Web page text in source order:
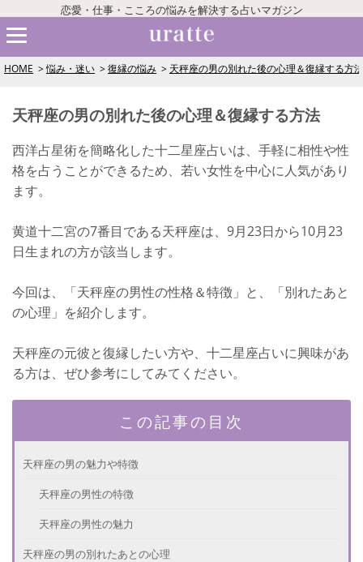
恋愛・仕事・こころの悩みを解決する占いマガジン
HOME 悩み・迷い 復縁の悩み 天秤座の男の別れた後の心理＆復縁する方法
天秤座の男の別れた後の心理＆復縁する方法
西洋占星術を簡略化した十二星座占いは、手軽に相性や性
格を占うことができるため、若い女性を中心に人気があり
ます。
黄道十二宮の7番目である天秤座は、9月23日から10月23
日生まれの方が該当します。
今回は、「天秤座の男性の性格＆特徴」と、「別れたあと
の心理」を紹介します。
天秤座の元彼と復縁したい方や、十二星座占いに興味があ
る方は、ぜひ参考にしてみてください。
この記事の目次
天秤座の男の魅力や特徴
天秤座の男性の特徴
天秤座の男性の魅力
天秤座の男の別れたあとの心理